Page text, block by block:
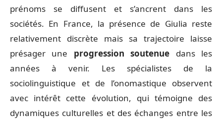
prénoms se diffusent et s’ancrent dans les
sociétés. En France, la présence de Giulia reste
relativement discrète mais sa trajectoire laisse
présager une progression soutenue dans les
années à venir. Les spécialistes de la
sociolinguistique et de l’onomastique observent
avec intérêt cette évolution, qui témoigne des
dynamiques culturelles et des échanges entre les